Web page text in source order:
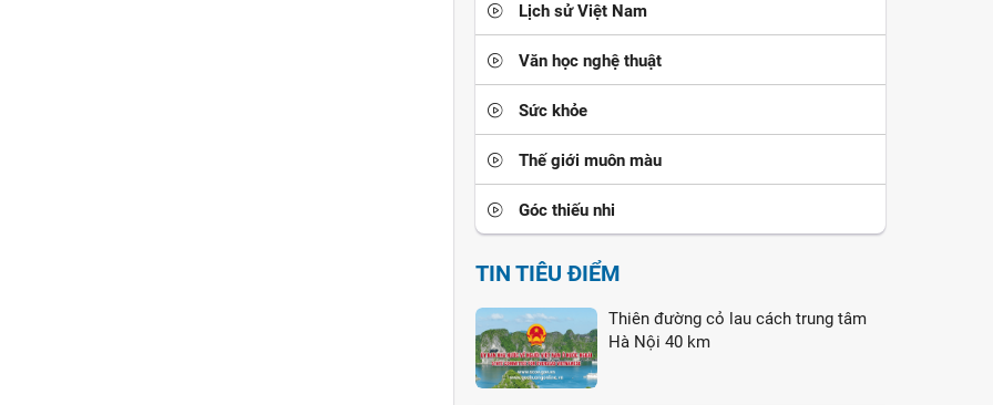
Lịch sử Việt Nam
Văn học nghệ thuật
Sức khỏe
Thế giới muôn màu
Góc thiếu nhi
TIN TIÊU ĐIỂM
Thiên đường cỏ lau cách trung tâm
Hà Nội 40 km